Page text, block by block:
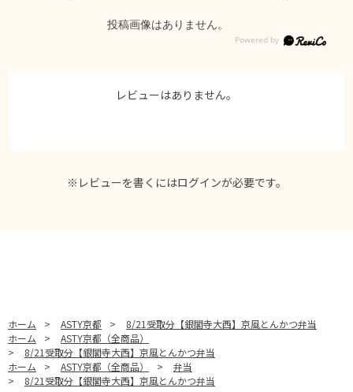
投稿画像はありません。
レビューはありません。
※レビューを書くにはログインが必要です。
ホーム > ASTY京都 >
8/21受取分【銀閣寺大西】京風とんかつ弁当
ホーム
>
ASTY京都（全商品）
>
8/21受取分【銀閣寺大西】京風とんかつ弁当
ホーム
> ASTY京都（全商品） >
弁当
>
8/21受取分【銀閣寺大西】京風とんかつ弁当